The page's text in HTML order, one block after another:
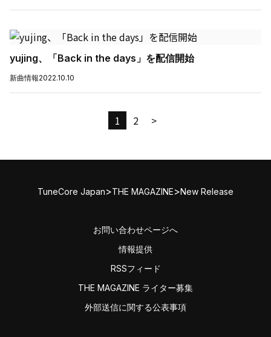
yujing、「Back in the days」を配信開始
新曲情報2022.10.10
1 2 >
TuneCore Japan>THE MAGAZINE>New Release
お問い合わせページへ
情報提供
RSSフィード
THE MAGAZINE ライター募集
外部送信に関する公表事項